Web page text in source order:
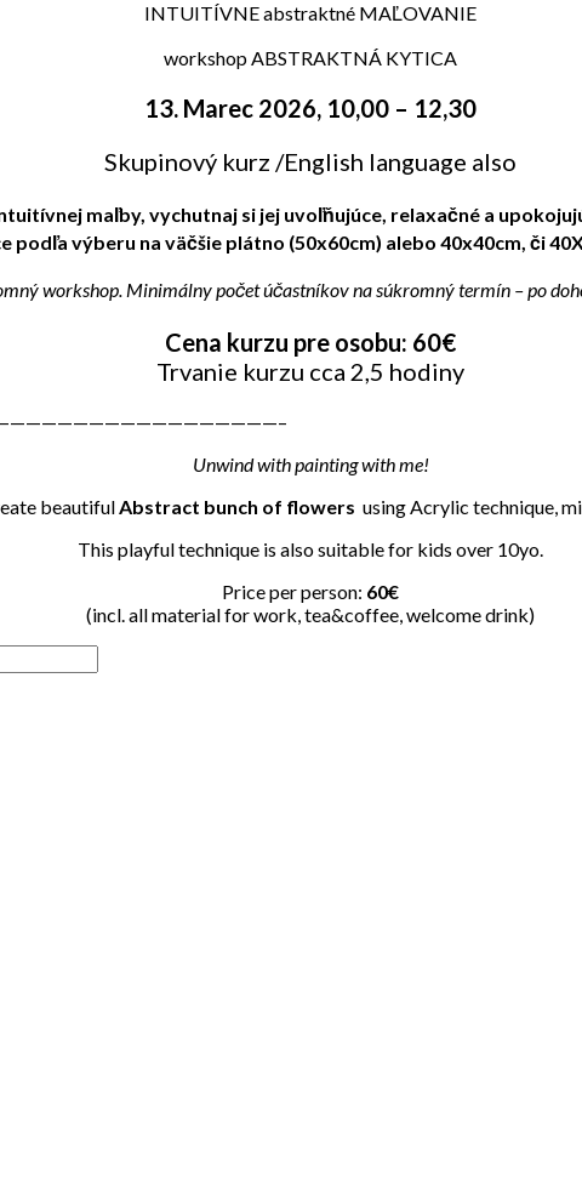
INTUITÍVNE abstraktné MAĽOVANIE
workshop ABSTRAKTNÁ KYTICA
13. Marec 2026, 10,00 – 12,30
Skupinový kurz /English language also
maľby, vychutnaj si jej uvoľňujúce, relaxačné a
výberu na väčšie plátno (50x60cm) alebo 40x40cm, či
workshop. Minimálny počet účastníkov na súkromný termín – po
Cena kurzu pre osobu: 60€
Trvanie kurzu cca 2,5 hodiny
Unwind with painting with me!
beautifulAbstract bunch of flowers using Acrylic technique,
This playful technique is also suitable for kids over 10yo.
Price per person: 60€
(incl. all material for work, tea&coffee, welcome drink)